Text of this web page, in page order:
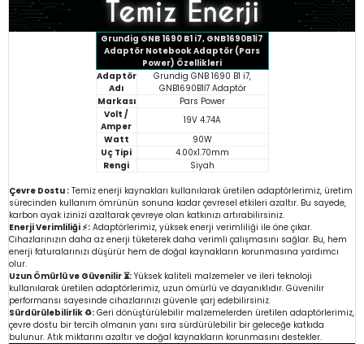
Grundig GNB 1690 B1 i7, GNB1690B1İ7
Adaptör Notebook Adaptör (Pars
Power) Özellikleri
Adaptör
Adı
Grundig GNB 1690 B1 i7,
GNB1690B1İ7 Adaptör
Markası
Pars Power
Volt /
Amper
19V 4.74A
Watt
90W
Uç Tipi
4.00x1.70mm
Rengi
Siyah
Çevre Dostu : Temiz enerji kaynakları kullanılarak üretilen adaptörlerimiz, üretim
sürecinden kullanım ömrünün sonuna kadar çevresel etkileri azaltır. Bu sayede,
karbon ayak izinizi azaltarak çevreye olan katkınızı artırabilirsiniz.
Enerji Verimliliği ⚡: Adaptörlerimiz, yüksek enerji verimliliği ile öne çıkar.
Cihazlarınızın daha az enerji tüketerek daha verimli çalışmasını sağlar. Bu, hem
enerji faturalarınızı düşürür hem de doğal kaynakların korunmasına yardımcı
olur.
Uzun Ömürlü ve Güvenilir ⏳: Yüksek kaliteli malzemeler ve ileri teknoloji
kullanılarak üretilen adaptörlerimiz, uzun ömürlü ve dayanıklıdır. Güvenilir
performansı sayesinde cihazlarınızı güvenle şarj edebilirsiniz.
Sürdürülebilirlik ♻️: Geri dönüştürülebilir malzemelerden üretilen adaptörlerimiz,
çevre dostu bir tercih olmanın yanı sıra sürdürülebilir bir geleceğe katkıda
bulunur. Atık miktarını azaltır ve doğal kaynakların korunmasını destekler.